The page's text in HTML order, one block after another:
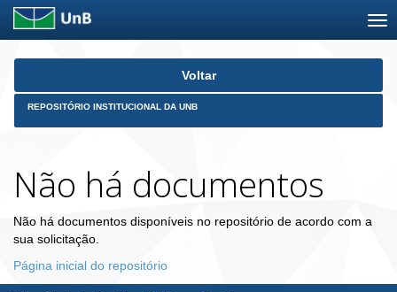
Skip
Voltar
REPOSITÓRIO INSTITUCIONAL DA UNB
Não há documentos
Não há documentos disponíveis no repositório de acordo com a
sua solicitação.
Página inicial do repositório